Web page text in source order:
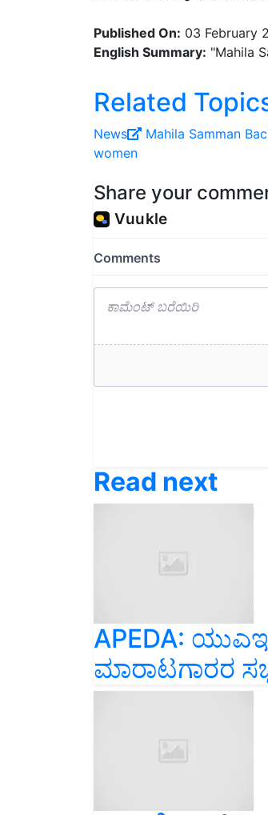
English Summary:"Mahila
Related Topics
News Mahila Samman
women
APEDA:
ಮಾರಾಟಗಾರರ
ಪಿಂಚಣಿದಾರರೇ